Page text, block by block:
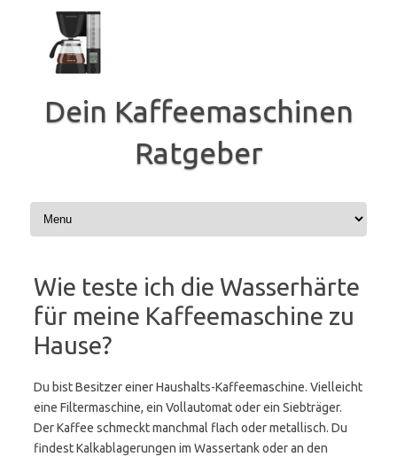
springen
Dein Kaffeemaschinen
Ratgeber
Wie teste ich die Wasserhärte
für meine Kaffeemaschine zu
Hause?
Du bist Besitzer einer Haushalts-Kaffeemaschine. Vielleicht
eine Filtermaschine, ein Vollautomat oder ein Siebträger.
Der Kaffee schmeckt manchmal flach oder metallisch. Du
findest Kalkablagerungen im Wassertank oder an den